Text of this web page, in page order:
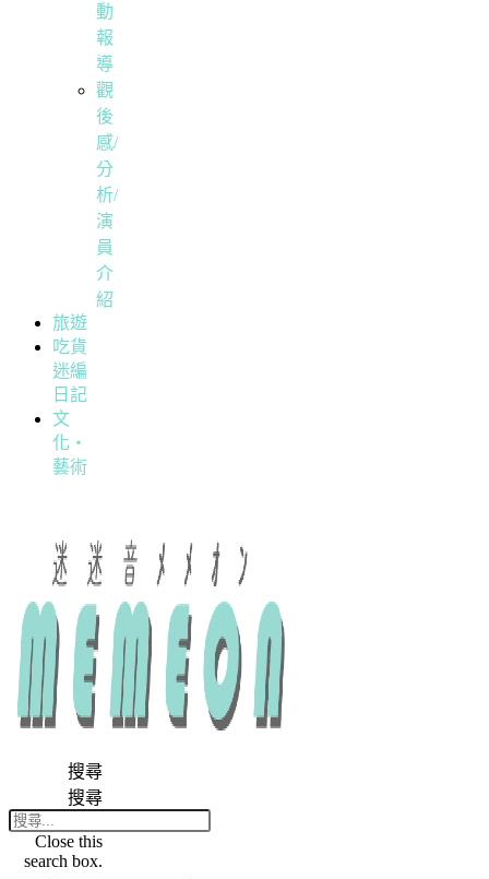
動
報
導
觀
後
感/
分
析/
演
員
介
紹
旅遊
吃貨
迷編
日記
文
化・
藝術
搜尋
搜尋
Close this
search box.